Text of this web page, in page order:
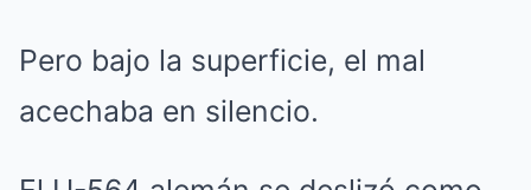
Pero bajo la superficie, el mal
acechaba en silencio.